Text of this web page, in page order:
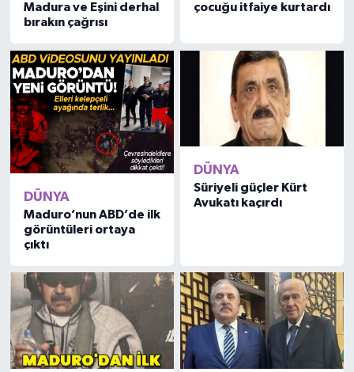
Madura ve Eşini derhal
bırakın çağrısı
çocuğu itfaiye kurtardı
DÜNYA
Maduro’nun ABD’de ilk
görüntüleri ortaya
çıktı
DÜNYA
Süriyeli güçler Kürt
Avukatı kaçırdı